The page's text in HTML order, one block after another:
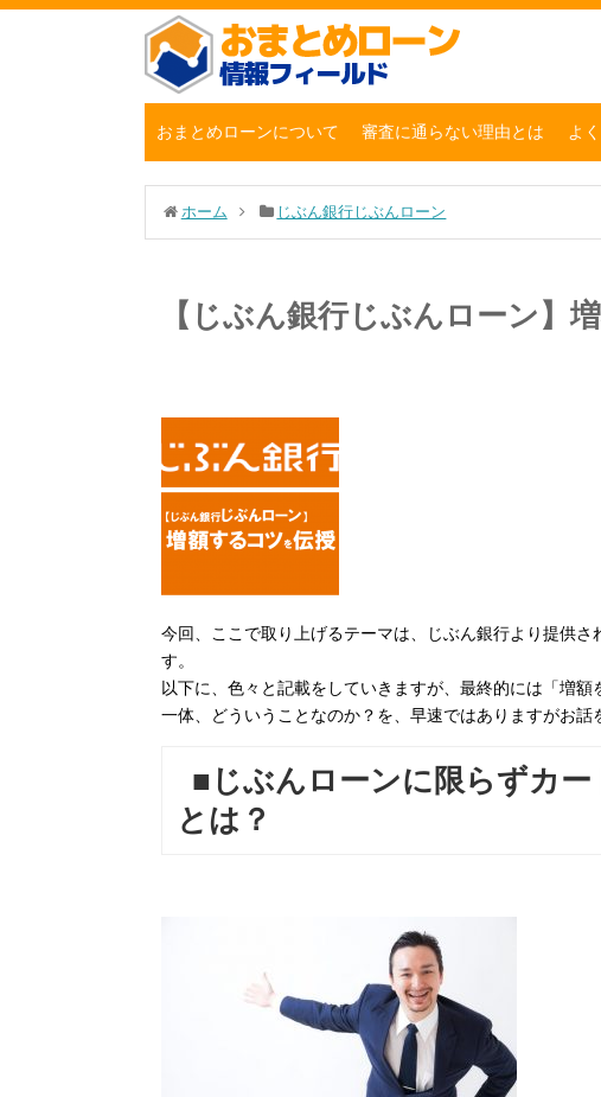
おまとめローンについて 審査に通らない理由とは よ
ホーム じぶん銀行じぶんローン
【じぶん銀行じぶんローン】
今回、ここで取り上げるテーマは、じぶん銀行より提供
す。
以下に、色々と記載をしていきますが、最終的には「増
一体、どういうことなのか？を、早速ではありますがお話
■じぶんローンに限らずカ
とは？